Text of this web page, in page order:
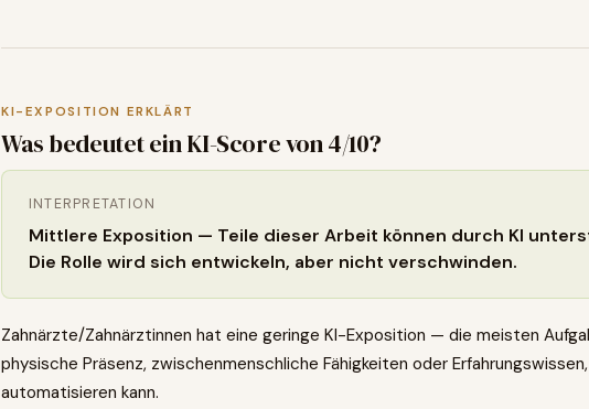
KI-EXPOSITION ERKLÄRT
Was bedeutet ein KI-Score von4/10?
INTERPRETATION
Mittlere Exposition — Teile dieser Arbeit können durch KI
Die Rolle wird sich entwickeln, aber nicht verschwinden.
Zahnärzte/Zahnärztinnen hat eine geringe KI-Exposition — die meisten
physische Präsenz, zwischenmenschliche Fähigkeiten oder
automatisieren kann.